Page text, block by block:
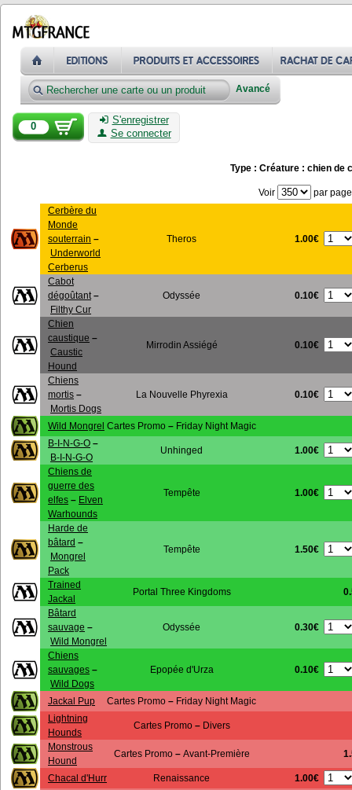
Avancé
0
S'enregistrer
Se connecter
Type : Créature : chien de
Voir par page
Cerbère du
Monde
souterrain –
Underworld
Cerberus
Theros 1.00€
Cabot
dégoûtant –
Filthy Cur
Odyssée 0.10€
Chien
caustique –
Caustic
Hound
Mirrodin Assiégé 0.10€
Chiens
mortis –
Mortis Dogs
La Nouvelle Phyrexia 0.10€
Wild Mongrel Cartes Promo – Friday Night Magic
B-I-N-G-O –
B-I-N-G-O
Unhinged 1.00€
Chiens de
guerre des
elfes – Elven
Warhounds
Tempête 1.00€
Harde de
bâtard –
Mongrel
Pack
Tempête 1.50€
Trained
Jackal
Portal Three Kingdoms
Bâtard
sauvage –
Wild Mongrel
Odyssée 0.30€
Chiens
sauvages –
Wild Dogs
Epopée d'Urza 0.10€
Jackal Pup Cartes Promo – Friday Night Magic
Lightning
Hounds
Cartes Promo– Divers
Monstrous
Hound
Cartes Promo– Avant-Première
Chacal d'Hurr Renaissance
1.00€